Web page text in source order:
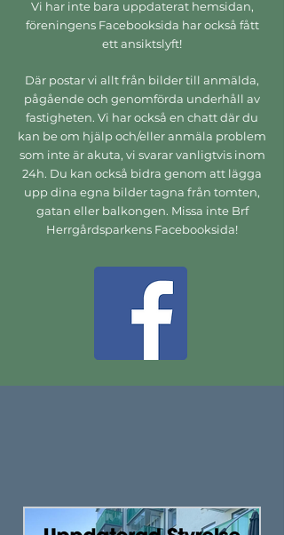
Nedan läser du det senaste nyheterna
boende blandat med lite mer lättsam
information oss grannar emellan. Vi
skriver nyheter på svenska och engelska
så att ingen missar något alla har
behöver känna till. Senaste nyheterna
nedan, resten på sidanNyheter.
Prenumerera på Bloggen
Vi har inte bara uppdaterat hemsidan,
föreningens Facebooksida har också fått
ett ansiktslyft!
Där postar vi allt från bilder till anmälda,
pågående och genomförda underhåll av
fastigheten. Vi har också en chatt där du
kan be om hjälp och/eller anmäla problem
som inte är akuta, vi svarar vanligtvis inom
24h. Du kan också bidra genom att lägga
upp dina egna bilder tagna från tomten,
gatan eller balkongen. Missa inte Brf
Herrgårdsparkens Facebooksida!